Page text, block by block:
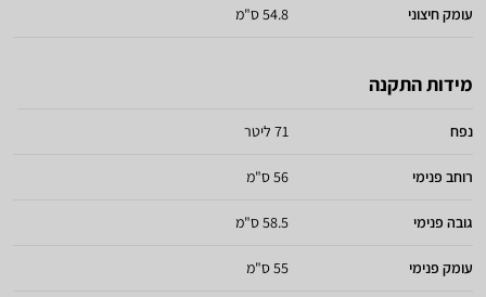
עומק חיצוני 54.8 ס"מ
מידות התקנה
נפח 71 ליטר
רוחב פנימי 56 ס"מ
גובה פנימי 58.5 ס"מ
עומק פנימי 55 ס"מ